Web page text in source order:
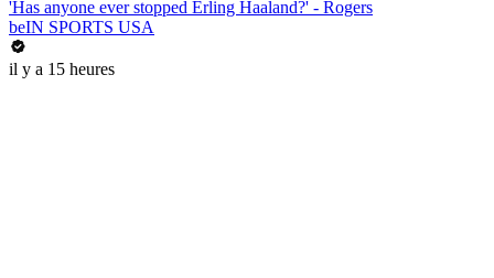
'Has anyone ever stopped Erling Haaland?' - Rogers
beIN SPORTS USA
il y a 15 heures